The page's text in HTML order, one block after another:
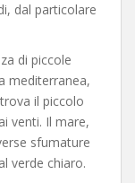
dal particolare
di piccole
mediterranea,
il piccolo
venti. Il mare,
sfumature
verde chiaro.